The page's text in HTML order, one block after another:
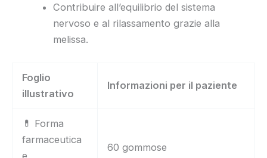
Contribuire all’equilibrio del sistema
nervoso e al rilassamento grazie alla
melissa.
Foglio
illustrativo
Informazioni per il paziente
💊 Forma
farmaceutica
e
60 gommose